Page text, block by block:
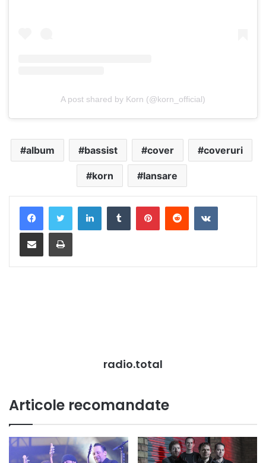
A post shared by Korn (@korn_official)
album bassist cover coveruri
korn lansare
LinkedInTumblrPinterestRedditVKontakte
Distribuie prin mail Tipărește
radio.total
Articole recomandate